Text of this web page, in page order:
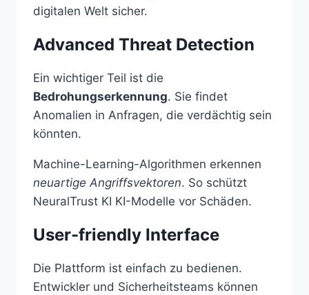
digitalen Welt sicher.
Advanced Threat Detection
Ein wichtiger Teil ist die
Bedrohungserkennung. Sie findet
Anomalien in Anfragen, die verdächtig sein
könnten.
Machine-Learning-Algorithmen erkennen
neuartige Angriffsvektoren. So schützt
NeuralTrust KI KI-Modelle vor Schäden.
User-friendly Interface
Die Plattform ist einfach zu bedienen.
Entwickler und Sicherheitsteams können